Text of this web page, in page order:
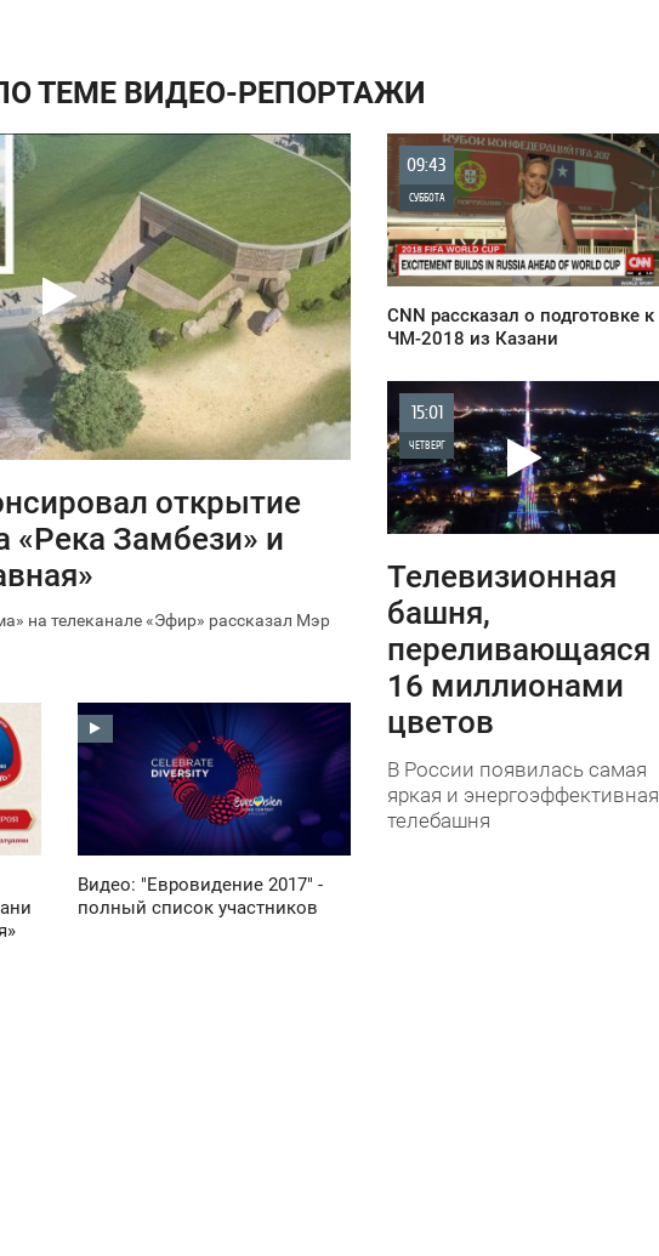
ТЕМЕ ВИДЕО-РЕПОРТАЖИ
открытие
«Река Замбези» и
на телеканале «Эфир» рассказал Мэр
Видео: "Евровидение 2017" -
полный список участников
09:43
СУББОТА
1 295
CNN рассказал о подготовке к
ЧМ-2018 из Казани
15:01
ЧЕТВЕРГ
0
Телевизионная
башня,
переливающаяся
16 миллионами
цветов
В России появилась самая
яркая и энергоэффективная
телебашня